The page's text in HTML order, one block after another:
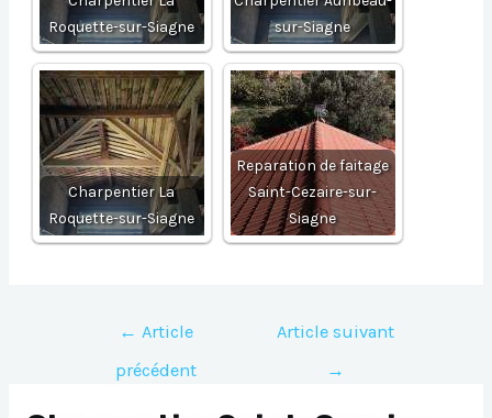
Roquette-sur-Siagne
sur-Siagne
Charpentier La
Roquette-sur-Siagne
Reparation de faitage
Saint-Cezaire-sur-
Siagne
Navigation
l’article
← Article
précédent
Article suivant
→